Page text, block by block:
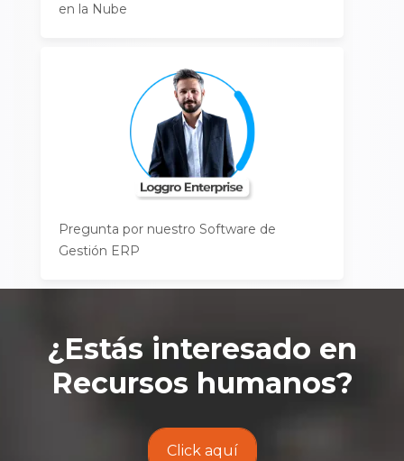
en la Nube
Pregunta por nuestro Software de
Gestión ERP
¿Estás interesado en
Recursos humanos?
Click aquí